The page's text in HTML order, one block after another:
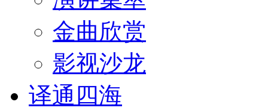
金曲欣赏
影视沙龙
译通四海